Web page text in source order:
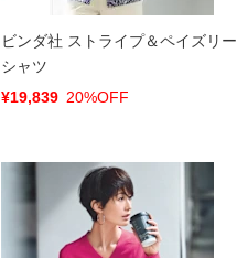
ビンダ社 ストライプ＆ペイズリー
シャツ
¥19,839 20%OFF